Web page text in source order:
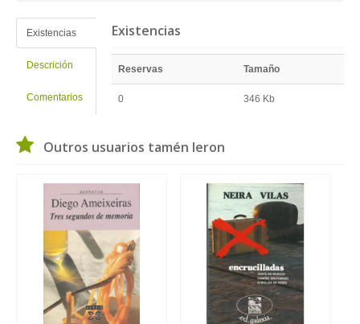
Existencias
Descrición
Comentarios
Existencias
Reservas Tamaño
0 346 Kb
Outros usuarios tamén leron